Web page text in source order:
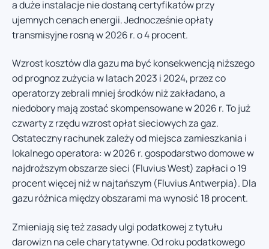
a duże instalacje nie dostaną certyfikatów przy
ujemnych cenach energii. Jednocześnie opłaty
transmisyjne rosną w 2026 r. o 4 procent.
Wzrost kosztów dla gazu ma być konsekwencją niższego
od prognoz zużycia w latach 2023 i 2024, przez co
operatorzy zebrali mniej środków niż zakładano, a
niedobory mają zostać skompensowane w 2026 r. To już
czwarty z rzędu wzrost opłat sieciowych za gaz.
Ostateczny rachunek zależy od miejsca zamieszkania i
lokalnego operatora: w 2026 r. gospodarstwo domowe w
najdroższym obszarze sieci (Fluvius West) zapłaci o 19
procent więcej niż w najtańszym (Fluvius Antwerpia). Dla
gazu różnica między obszarami ma wynosić 18 procent.
Zmieniają się też zasady ulgi podatkowej z tytułu
darowizn na cele charytatywne. Od roku podatkowego